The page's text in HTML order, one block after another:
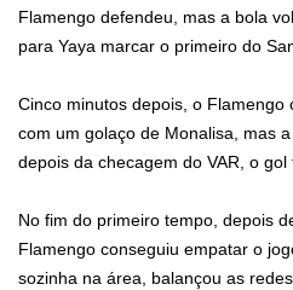
Flamengo defendeu, mas a bola
para Yaya marcar o primeiro do
Cinco minutos depois, o Flamengo
com um golaço de Monalisa, mas
depois da checagem do VAR, o gol
No fim do primeiro tempo, depois
Flamengo conseguiu empatar o
sozinha na área, balançou as